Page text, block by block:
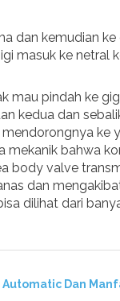
dan kemudian
masuk ke netral
mau pindah ke
kedua dan
ke
mekanik bahwa
body valve
dan
dilihat dari
Automatic Dan